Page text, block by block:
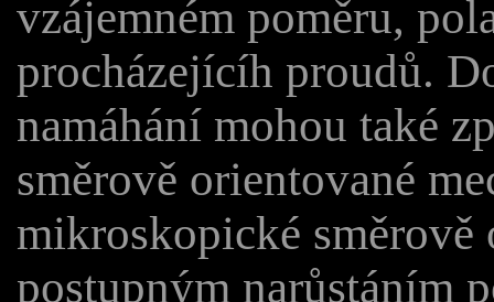
vzájemném poměru,
procházejícíh proudů.
namáhání mohou také
směrově orientované
mikroskopické směrově
postupným narůstáním